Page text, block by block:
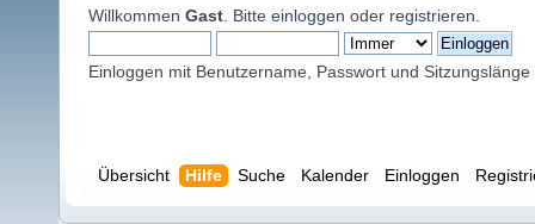
Willkommen Gast . Bitte einloggen oder registrieren
Einloggen mit Benutzername, Passwort und Sitzungslänge
Übersicht Hilfe Suche Kalender Einloggen